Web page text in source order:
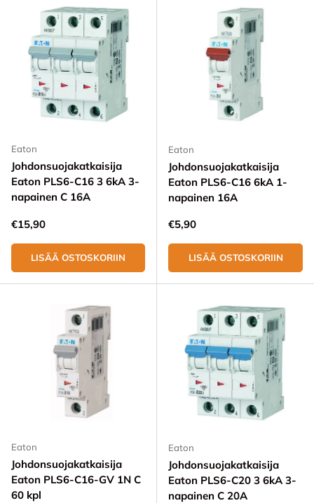
Eaton
Johdonsuojakatkaisija
Eaton PLS6-C16 3 6kA 3-
napainen C 16A
Normaali hinta
€15,90
LISÄÄ OSTOSKORIIN
Eaton
Johdonsuojakatkaisija
Eaton PLS6-C16 6kA 1-
napainen 16A
Normaali hinta
€5,90
LISÄÄ OSTOSKORIIN
Eaton
Johdonsuojakatkaisija
Eaton PLS6-C16-GV 1N C
60 kpl
Eaton
Johdonsuojakatkaisija
Eaton PLS6-C20 3 6kA 3-
napainen C 20A